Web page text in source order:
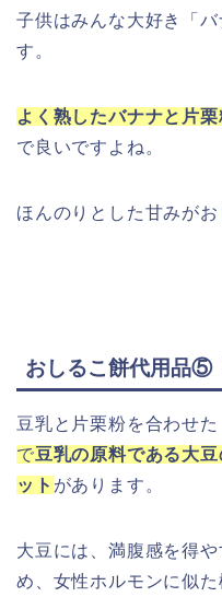
子供はみんな大好き「
す。
よく熟したバナナと片
で良いですよね。
ほんのりとした甘みがお
おしるこ餅代用品⑤
豆乳と片栗粉を合わせ
で豆乳の原料である大
ット があります。
大豆には、満腹感を得
め、女性ホルモンに似